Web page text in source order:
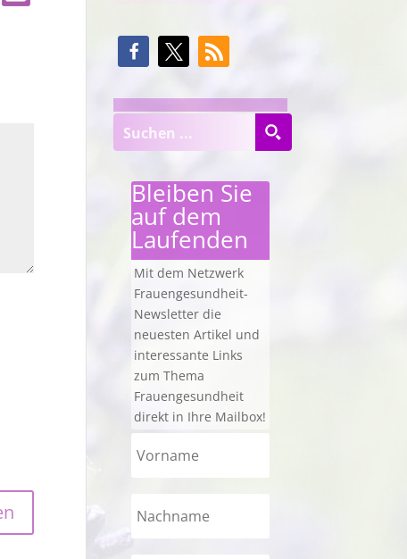
Bleiben Sie
auf dem
Laufenden
Mit dem Netzwerk
Frauengesundheit-
Newsletter die
neuesten Artikel und
interessante Links
zum Thema
Frauengesundheit
direkt in Ihre Mailbox!